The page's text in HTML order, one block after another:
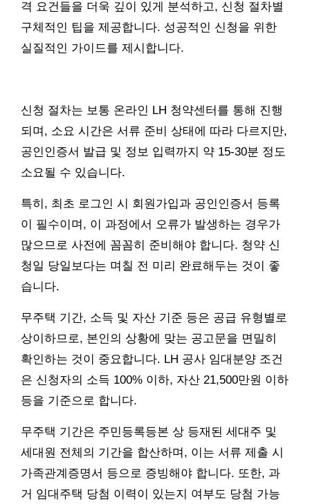
격 요건들을 더욱 깊이 있게 분석하고, 신청 절차별
구체적인 팁을 제공합니다. 성공적인 신청을 위한
실질적인 가이드를 제시합니다.
신청 절차는 보통 온라인 LH 청약센터를 통해 진행
되며, 소요 시간은 서류 준비 상태에 따라 다르지만,
공인인증서 발급 및 정보 입력까지 약 15-30분 정도
소요될 수 있습니다.
특히, 최초 로그인 시 회원가입과 공인인증서 등록
이 필수이며, 이 과정에서 오류가 발생하는 경우가
많으므로 사전에 꼼꼼히 준비해야 합니다. 청약 신
청일 당일보다는 며칠 전 미리 완료해두는 것이 좋
습니다.
무주택 기간, 소득 및 자산 기준 등은 공급 유형별로
상이하므로, 본인의 상황에 맞는 공고문을 면밀히
확인하는 것이 중요합니다. LH 공사 임대분양 조건
은 신청자의 소득 100% 이하, 자산 21,500만원 이하
등을 기준으로 합니다.
무주택 기간은 주민등록등본 상 등재된 세대주 및
세대원 전체의 기간을 합산하며, 이는 서류 제출 시
가족관계증명서 등으로 증빙해야 합니다. 또한, 과
거 임대주택 당첨 이력이 있는지 여부도 당첨 가능